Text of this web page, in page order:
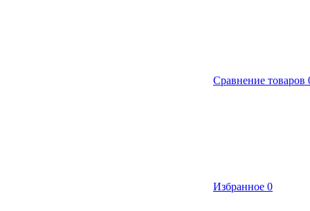
Сравнение товаров
Избранное 0